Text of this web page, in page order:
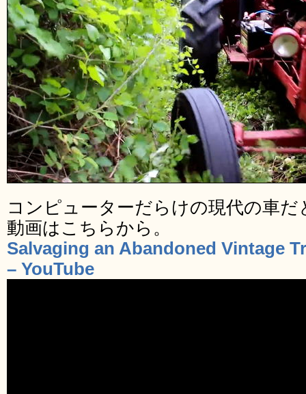
コンピューターだらけの現代の車
動画はこちらから。
Salvaging an Abandoned Vintage
– YouTube